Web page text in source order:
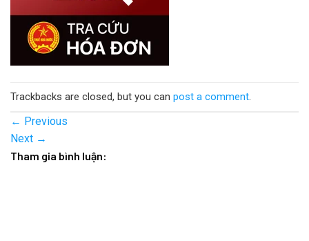
Trackbacks are closed, but you can post a comment.
← Previous
Next →
Tham gia bình luận: